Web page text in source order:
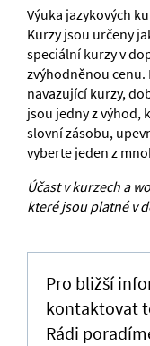
Výuka jazykových
Kurzy jsou určeny
speciální kurzy v
zvýhodněnou
navazující kurzy,
jsou jedny z výhod,
slovní zásobu,
vyberte jeden z
Účast v kurzech a
které jsou platné v
Pro bližší
kontaktovat
Rádi